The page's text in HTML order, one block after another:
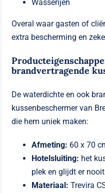
Wasserijen
Overal waar gasten of
extra bescherming en
brandvertragende
De waterdichte en ook
kussenbeschermer van
die hem uniek maken:
Afmeting: 60 x 70
Hotelsluiting: het
plek en glijdt er
Materiaal: Trevira